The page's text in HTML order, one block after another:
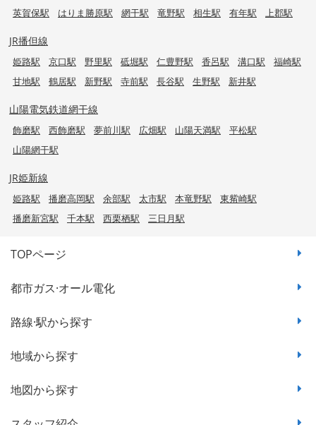
英賀保駅
はりま勝原駅 網干駅 竜野駅 相生駅 有年駅 上郡駅
JR播但線
姫路駅 京口駅 野里駅 砥堀駅 仁豊野駅 香呂駅 溝口駅
福崎駅
甘地駅
鶴居駅 新野駅 寺前駅 長谷駅 生野駅 新井駅
山陽電気鉄道網干線
飾磨駅 西飾磨駅 夢前川駅 広畑駅 山陽天満駅
平松駅
山陽網干駅
JR姫新線
姫路駅 播磨高岡駅 余部駅 太市駅 本竜野駅
東觜崎駅
播磨新宮駅
千本駅 西栗栖駅 三日月駅
TOPページ
都市ガス·オール電化
路線·駅から探す
地域から探す
地図から探す